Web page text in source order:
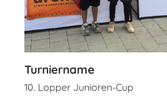
Turniername
10. Lopper Junioren-Cup